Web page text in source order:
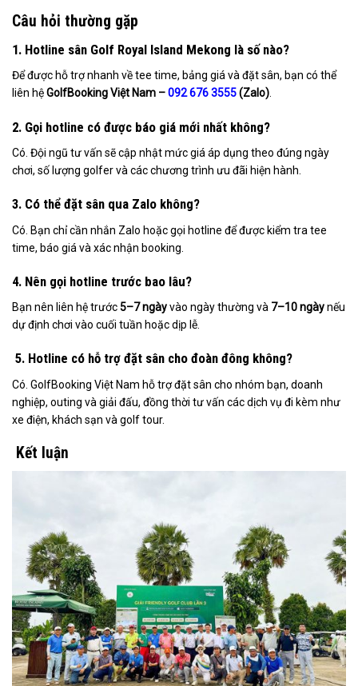
Câu hỏi thường gặp
1. Hotline sân Golf Royal Island Mekong là số nào?
Để được hỗ trợ nhanh về tee time, bảng giá và đặt sân, bạn có thể
liên hệGolfBooking Việt Nam –092 676 3555(Zalo).
2. Gọi hotline có được báo giá mới nhất không?
Có. Đội ngũ tư vấn sẽ cập nhật mức giá áp dụng theo đúng ngày
chơi, số lượng golfer và các chương trình ưu đãi hiện hành.
3. Có thể đặt sân qua Zalo không?
Có. Bạn chỉ cần nhắn Zalo hoặc gọi hotline để được kiểm tra tee
time, báo giá và xác nhận booking.
4. Nên gọi hotline trước bao lâu?
Bạn nên liên hệ trước5–7 ngàyvào ngày thường và 7–10 ngàynếu
dự định chơi vào cuối tuần hoặc dịp lễ.
5. Hotline có hỗ trợ đặt sân cho đoàn đông không?
Có. GolfBooking Việt Nam hỗ trợ đặt sân cho nhóm bạn, doanh
nghiệp, outing và giải đấu, đồng thời tư vấn các dịch vụ đi kèm như
xe điện, khách sạn và golf tour.
Kết luận